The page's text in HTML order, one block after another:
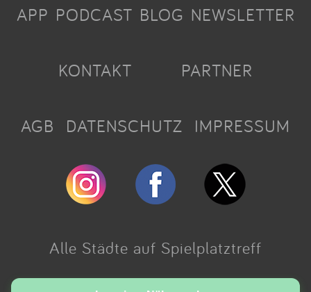
APP PODCAST BLOG NEWSLETTER
KONTAKT PARTNER
AGB DATENSCHUTZ IMPRESSUM
Alle Städte auf Spielplatztreff